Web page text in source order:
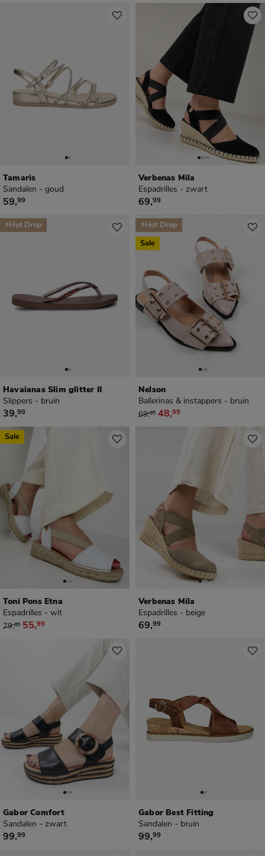
Tamaris
Sandalen - goud
€ 59,99
59,99
Verbenas Mila
Espadrilles - zwart
€ 69,99
69,99
Havaianas Slim glitter II
Slippers - bruin
€ 39,99
39,99
⚡Hot Drop
Nelson
Ballerinas & instappers - bruin
van € 69,99 voor € 48,99
69,99 48,99
⚡Hot Drop
Sale
Toni Pons Etna
Espadrilles - wit
van € 79,99 voor € 55,99
79,99 55,99
Sale
Verbenas Mila
Espadrilles - beige
€ 69,99
69,99
Gabor Comfort
Sandalen - zwart
€ 99,99
99,99
Gabor Best Fitting
Sandalen - bruin
€ 99,99
99,99